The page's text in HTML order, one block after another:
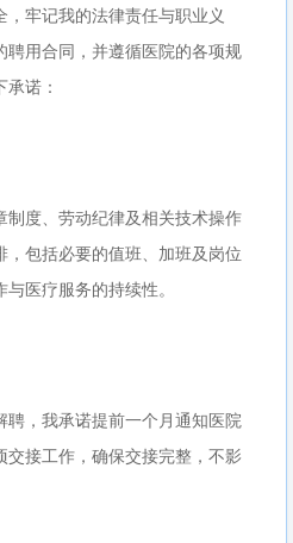
牢记我的法律责任与职业义
用合同，并遵循医院的各项规
诺：
度、劳动纪律及相关技术操作
包括必要的值班、加班及岗位
医疗服务的持续性。
，我承诺提前一个月通知医院
接工作，确保交接完整，不影